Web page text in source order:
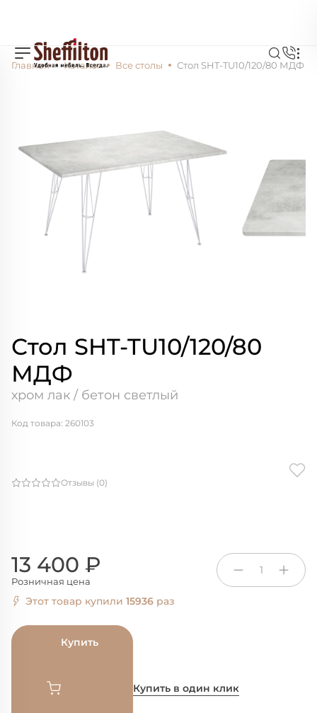
Главная Каталог Все столы Стол SHT-TU10/120/80 МДФ
Стол SHT-TU10/120/80
МДФ
хром лак / бетон светлый
Отзывы (0)
Код товара: 260103
13 400 ₽
Розничная цена
1
Этот товар купили 15936 раз
Купить
Купить в один клик